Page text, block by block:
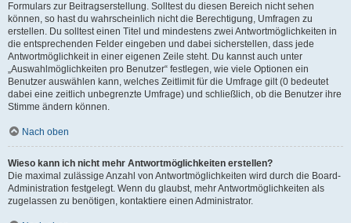
Formulars zur Beitragserstellung. Solltest du diesen Bereich nicht sehen
können, so hast du wahrscheinlich nicht die Berechtigung, Umfragen zu
erstellen. Du solltest einen Titel und mindestens zwei Antwortmöglichkeiten in
die entsprechenden Felder eingeben und dabei sicherstellen, dass jede
Antwortmöglichkeit in einer eigenen Zeile steht. Du kannst auch unter
„Auswahlmöglichkeiten pro Benutzer“ festlegen, wie viele Optionen ein
Benutzer auswählen kann, welches Zeitlimit für die Umfrage gilt (0 bedeutet
dabei eine zeitlich unbegrenzte Umfrage) und schließlich, ob die Benutzer ihre
Stimme ändern können.
Nach oben
Wieso kann ich nicht mehr Antwortmöglichkeiten erstellen?
Die maximal zulässige Anzahl von Antwortmöglichkeiten wird durch die Board-
Administration festgelegt. Wenn du glaubst, mehr Antwortmöglichkeiten als
zugelassen zu benötigen, kontaktiere einen Administrator.